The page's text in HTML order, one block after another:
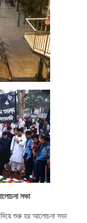
সভা
শুরু হয় আলোচনা সভা